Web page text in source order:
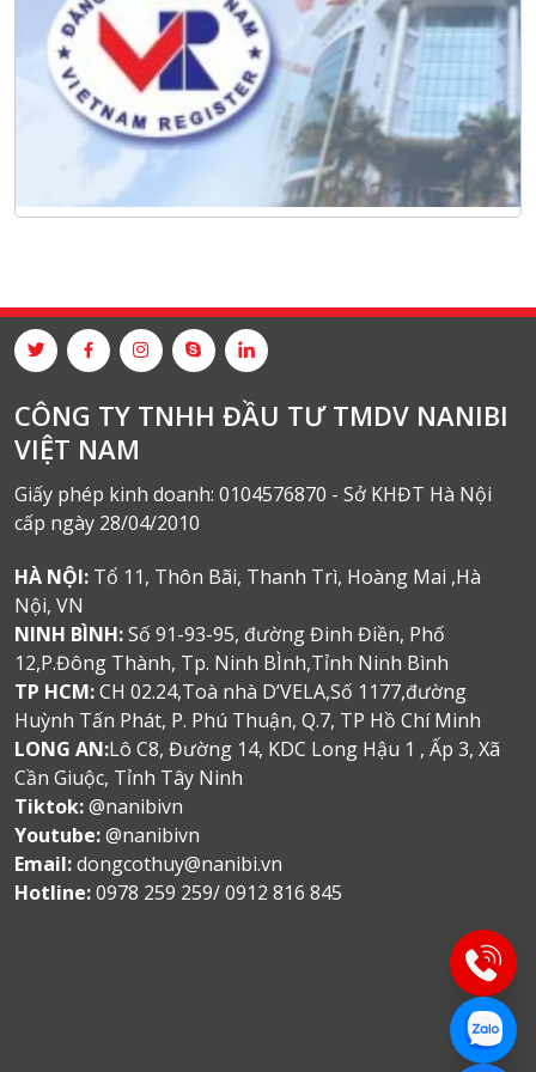
CÔNG TY TNHH ĐẦU TƯ TMDV NANIBI
VIỆT NAM
Giấy phép kinh doanh: 0104576870 - Sở KHĐT Hà Nội
cấp ngày 28/04/2010
HÀ NỘI: Tổ 11, Thôn Bãi, Thanh Trì, Hoàng Mai ,Hà
Nội, VN
NINH BÌNH:Số 91-93-95, đường Đinh Điền, Phố
12,P.Đông Thành, Tp. Ninh BÌnh,Tỉnh Ninh Bình
TP HCM:CH 02.24,Toà nhà D’VELA,Số 1177,đường
Huỳnh Tấn Phát, P. Phú Thuận, Q.7, TP Hồ Chí Minh
LONG AN:Lô C8, Đường 14, KDC Long Hậu 1 , Ấp 3, Xã
Cần Giuộc, Tỉnh Tây Ninh
Tiktok:@nanibivn
Youtube:@nanibivn
Email:dongcothuy@nanibi.vn
Hotline:0978 259 259/ 0912 816 845